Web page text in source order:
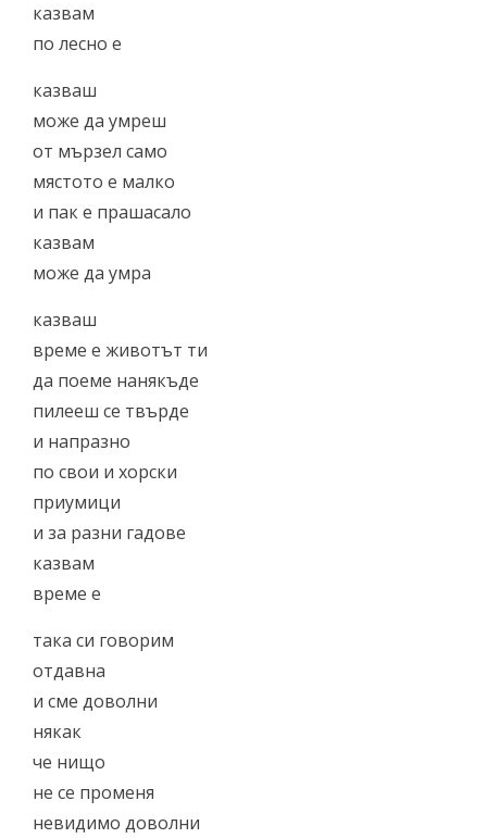
казвам
по лесно е
казваш
може да умреш
от мързел само
мястото е малко
и пак е прашасало
казвам
може да умра
казваш
време е животът ти
да поеме нанякъде
пилееш се твърде
и напразно
по свои и хорски
приумици
и за разни гадове
казвам
време е
така си говорим
отдавна
и сме доволни
някак
че нищо
не се променя
невидимо доволни